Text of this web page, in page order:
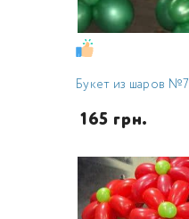
Букет из шаров №7
165 грн.